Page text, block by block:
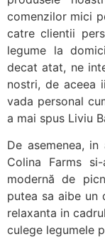
comenzilor mici
catre clientii
legume la
decat atat, ne
nostri, de aceea
vada personal
a mai spus Liviu
De asemenea,
Colina Farms
modernă de
putea sa aibe un
relaxanta in
culege legumele